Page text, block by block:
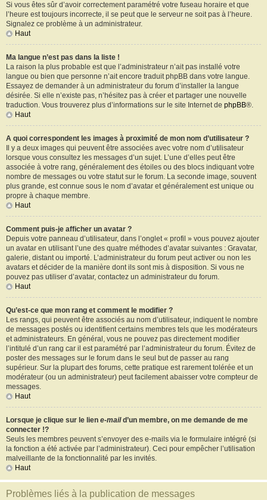
Si vous êtes sûr d’avoir correctement paramétré votre fuseau horaire et que
l’heure est toujours incorrecte, il se peut que le serveur ne soit pas à l’heure.
Signalez ce problème à un administrateur.
Haut
Ma langue n’est pas dans la liste !
La raison la plus probable est que l’administrateur n’ait pas installé votre
langue ou bien que personne n’ait encore traduit phpBB dans votre langue.
Essayez de demander à un administrateur du forum d’installer la langue
désirée. Si elle n’existe pas, n’hésitez pas à créer et partager une nouvelle
traduction. Vous trouverez plus d’informations sur le site Internet de phpBB®.
Haut
A quoi correspondent les images à proximité de mon nom d’utilisateur ?
Il y a deux images qui peuvent être associées avec votre nom d’utilisateur
lorsque vous consultez les messages d’un sujet. L’une d’elles peut être
associée à votre rang, généralement des étoiles ou des blocs indiquant votre
nombre de messages ou votre statut sur le forum. La seconde image, souvent
plus grande, est connue sous le nom d’avatar et généralement est unique ou
propre à chaque membre.
Haut
Comment puis-je afficher un avatar ?
Depuis votre panneau d’utilisateur, dans l’onglet « profil » vous pouvez ajouter
un avatar en utilisant l’une des quatre méthodes d’avatar suivantes : Gravatar,
galerie, distant ou importé. L’administrateur du forum peut activer ou non les
avatars et décider de la manière dont ils sont mis à disposition. Si vous ne
pouvez pas utiliser d’avatar, contactez un administrateur du forum.
Haut
Qu’est-ce que mon rang et comment le modifier ?
Les rangs, qui peuvent être associés au nom d’utilisateur, indiquent le nombre
de messages postés ou identifient certains membres tels que les modérateurs
et administrateurs. En général, vous ne pouvez pas directement modifier
l’intitulé d’un rang car il est paramétré par l’administrateur du forum. Évitez de
poster des messages sur le forum dans le seul but de passer au rang
supérieur. Sur la plupart des forums, cette pratique est rarement tolérée et un
modérateur (ou un administrateur) peut facilement abaisser votre compteur de
messages.
Haut
Lorsque je clique sur le lien e-maild’un membre, on me demande de me
connecter !?
Seuls les membres peuvent s’envoyer des e-mails via le formulaire intégré (si
la fonction a été activée par l’administrateur). Ceci pour empêcher l’utilisation
malveillante de la fonctionnalité par les invités.
Haut
Problèmes liés à la publication de messages